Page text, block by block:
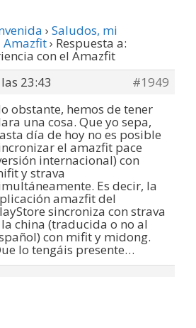
› Saludos, mi
Amazfit› Respuesta a:
con el Amazfit
23:43
#1949
obstante, hemos de tener
una cosa. Que yo sepa,
día de hoy no es posible
el amazfit pace
internacional) con
y strava
Es decir, la
amazfit del
sincroniza con strava
china (traducida o no al
con mifit y midong.
lo tengáis presente…